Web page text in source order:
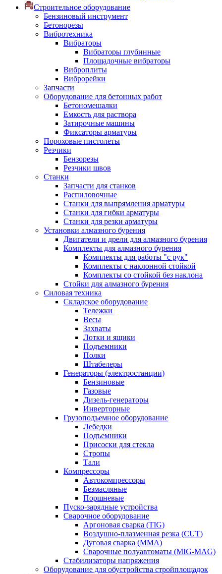
Строительное оборудование
Бензиновый инструмент
Бетонорезы
Вибротехника
Вибраторы
Вибраторы глубинные
Площадочные вибраторы
Виброплиты
Виброрейки
Запчасти
Оборудование для бетонных работ
Бетономешалки
Емкость для раствора
Затирочные машины
Фиксаторы арматуры
Пороховые пистолеты
Резчики
Бензорезы
Резчики швов
Станки
Запчасти для станков
Распиловочные
Станки для выпрямления арматуры
Станки для гибки арматуры
Станки для резки арматуры
Установки алмазного бурения
Двигатели и дрели для алмазного бурения
Комплекты для алмазного бурения
Комплекты для работы "с рук"
Комплекты с наклонной стойкой
Комплекты со стойкой без наклона
Стойки для алмазного бурения
Силовая техника
Складское оборудование
Тележки
Весы
Захваты
Лотки и ящики
Подъемники
Полки
Штабелеры
Генераторы (электростанции)
Бензиновые
Газовые
Дизель-генераторы
Инверторные
Грузоподъемное оборудование
Лебедки
Подъемники
Присоски для стекла
Стропы
Тали
Компрессоры
Автокомпрессоры
Безмасляные
Поршневые
Пуско-зарядные устройства
Сварочное оборудование
Аргоновая сварка (TIG)
Воздушно-плазменная резка (CUT)
Дуговая сварка (ММА)
Сварочные полуавтоматы (MIG-MAG)
Стабилизаторы напряжения
Оборудование для обустройства стройплощадок